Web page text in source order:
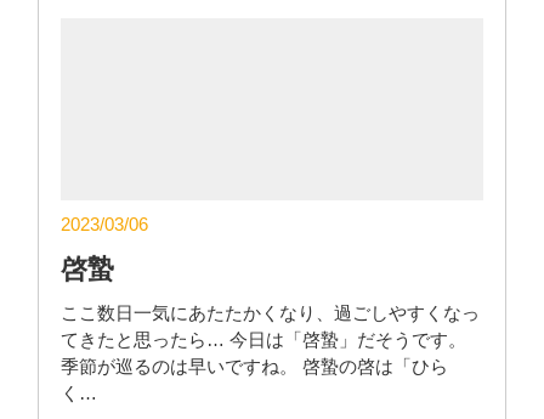
2023/03/06
啓蟄
ここ数日一気にあたたかくなり、過ごしやすくなっ
てきたと思ったら… 今日は「啓蟄」だそうです。
季節が巡るのは早いですね。 啓蟄の啓は「ひら
く…